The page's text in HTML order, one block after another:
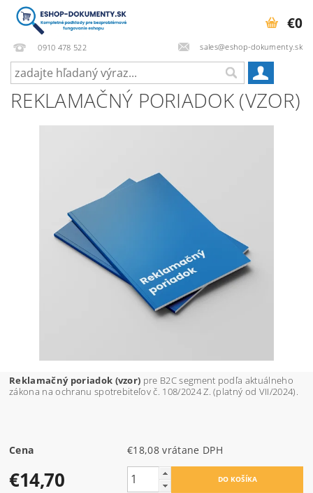
0910 478 522 sales@eshop-dokumenty.sk
€0
REKLAMAČNÝ PORIADOK (VZOR)
Reklamačný poriadok (vzor) pre B2C segment podľa aktuálneho
zákona na ochranu spotrebiteľovč. 108/2024 Z. (platný od VII/2024).
Cena €18,08 vrátane DPH
€14,70